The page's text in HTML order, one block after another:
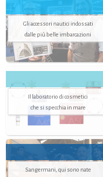
Gli accessori nautici indossati
dalle più belle imbarcazioni
Il laboratorio di cosmetici
che si specchia in mare
Sangermani, qui sono nate